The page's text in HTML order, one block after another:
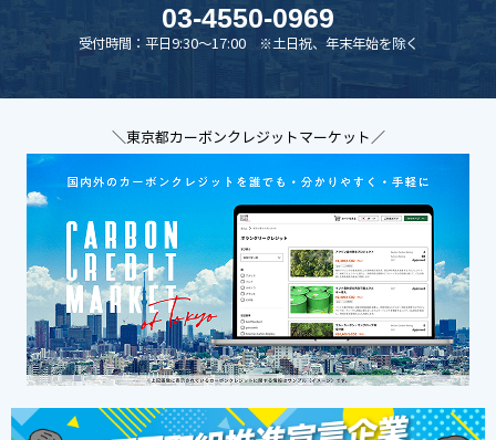
03-4550-0969
受付時間：平日9:30～17:00 ※土日祝、年末年始を除く
＼東京都カーボンクレジットマーケット／